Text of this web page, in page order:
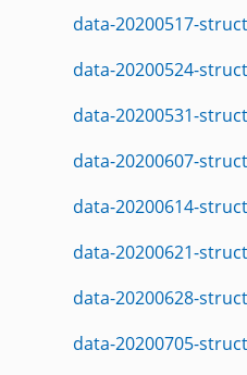
data-20200517-
data-20200524-
data-20200531-
data-20200607-
data-20200614-
data-20200621-
data-20200628-
data-20200705-